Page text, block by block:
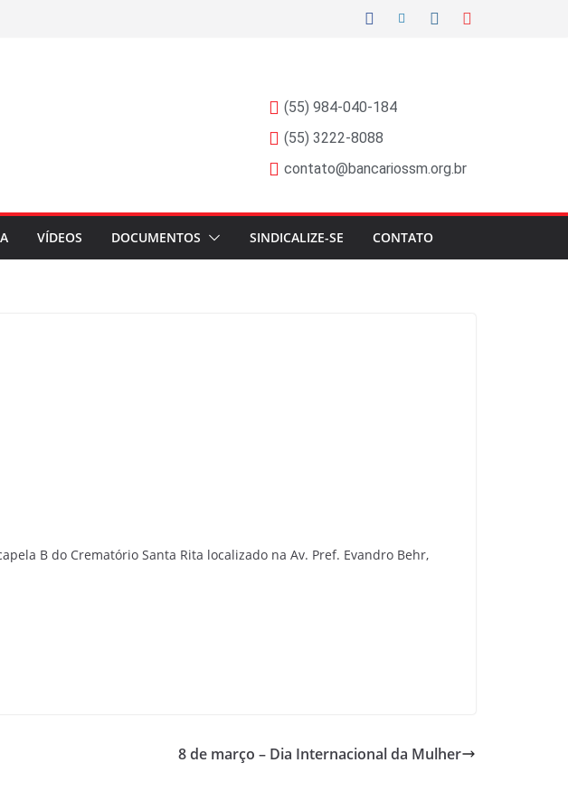
(55) 984-040-184
(55) 3222-8088
contato@bancariossm.org.br
VÍDEOS DOCUMENTOS SINDICALIZE-SE CONTATO
B do Crematório Santa Rita localizado na Av. Pref. Evandro Behr,
8 de março – Dia Internacional da Mulher